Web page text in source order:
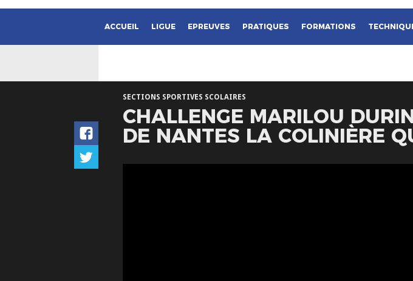
ACCUEIL LIGUE EPREUVES PRATIQUES FORMATIONS
SECTIONS SPORTIVES SCOLAIRES
CHALLENGE MARILOU
DE NANTES LA COLINIÈRE